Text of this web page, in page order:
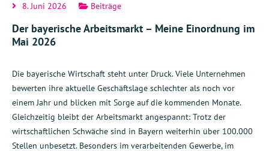
8. Juni 2026 Beiträge
Der bayerische Arbeitsmarkt – Meine Einordnung im
Mai 2026
Die bayerische Wirtschaft steht unter Druck. Viele Unternehmen
bewerten ihre aktuelle Geschäftslage schlechter als noch vor
einem Jahr und blicken mit Sorge auf die kommenden Monate.
Gleichzeitig bleibt der Arbeitsmarkt angespannt: Trotz der
wirtschaftlichen Schwäche sind in Bayern weiterhin über 100.000
Stellen unbesetzt. Besonders im verarbeitenden Gewerbe, im